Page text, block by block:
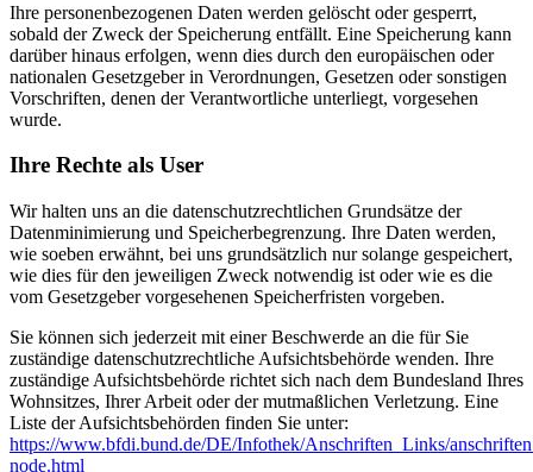
Ihre personenbezogenen Daten werden gelöscht oder gesperrt,
sobald der Zweck der Speicherung entfällt. Eine Speicherung kann
darüber hinaus erfolgen, wenn dies durch den europäischen oder
nationalen Gesetzgeber in Verordnungen, Gesetzen oder sonstigen
Vorschriften, denen der Verantwortliche unterliegt, vorgesehen
wurde.
Ihre Rechte als User
Wir halten uns an die datenschutzrechtlichen Grundsätze der
Datenminimierung und Speicherbegrenzung. Ihre Daten werden,
wie soeben erwähnt, bei uns grundsätzlich nur solange gespeichert,
wie dies für den jeweiligen Zweck notwendig ist oder wie es die
vom Gesetzgeber vorgesehenen Speicherfristen vorgeben.
Sie können sich jederzeit mit einer Beschwerde an die für Sie
zuständige datenschutzrechtliche Aufsichtsbehörde wenden. Ihre
zuständige Aufsichtsbehörde richtet sich nach dem Bundesland Ihres
Wohnsitzes, Ihrer Arbeit oder der mutmaßlichen Verletzung. Eine
Liste der Aufsichtsbehörden finden Sie unter:
https://www.bfdi.bund.de/DE/Infothek/Anschriften_Links/
node.html